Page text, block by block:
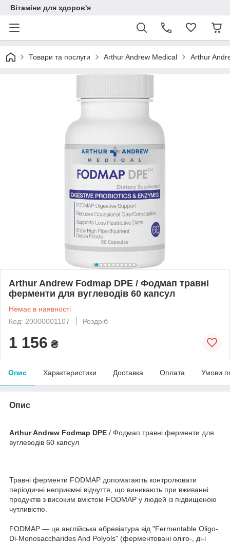
Вітаміни для здоров'я
Товари та послуги Arthur Andrew Medical Arthur
Arthur Andrew Fodmap DPE / Фодмап травні
ферменти для вуглеводів 60 капсул
Немає в наявності
Код: 20000001107
Роздріб
1 156 ₴
Опис Характеристики Доставка Оплата Умови
Опис
Arthur Andrew Fodmap DPE / Фодмап травні ферменти для
вуглеводів 60 капсул
Травні ферменти FODMAP допомагають контролювати
періодичні неприємні відчуття, що виникають при вживанні
продуктів з високим вмістом FODMAP у людей із підвищеною
чутливістю.
FODMAP — це англійська абревіатура від "Fermentable Oligo-
Di-Monosaccharides And Polyols" (ферментовані оліго-, ді-і